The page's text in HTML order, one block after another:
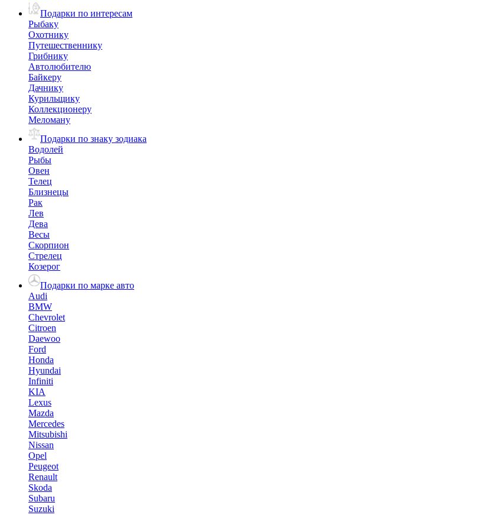
Подарки по интересам
Рыбаку
Охотнику
Путешественнику
Грибнику
Автолюбителю
Байкеру
Дачнику
Курильщику
Коллекционеру
Меломану
Подарки по знаку зодиака
Водолей
Рыбы
Овен
Телец
Близнецы
Рак
Лев
Дева
Весы
Скорпион
Стрелец
Козерог
Подарки по марке авто
Audi
BMW
Chevrolet
Citroen
Daewoo
Ford
Honda
Hyundai
Infiniti
KIA
Lexus
Mazda
Mercedes
Mitsubishi
Nissan
Opel
Peugeot
Renault
Skoda
Subaru
Suzuki